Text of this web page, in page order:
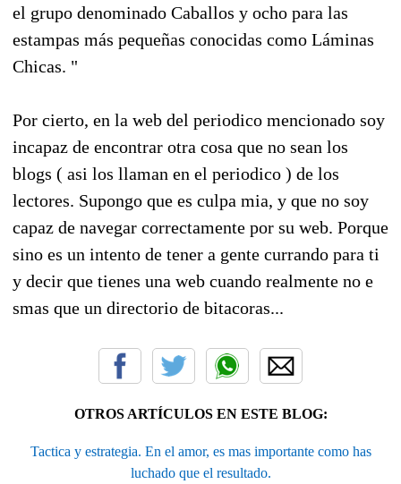
el grupo denominado Caballos y ocho para las
estampas más pequeñas conocidas como Láminas
Chicas. "
Por cierto, en la web del periodico mencionado soy
incapaz de encontrar otra cosa que no sean los
blogs ( asi los llaman en el periodico ) de los
lectores. Supongo que es culpa mia, y que no soy
capaz de navegar correctamente por su web. Porque
sino es un intento de tener a gente currando para ti
y decir que tienes una web cuando realmente no e
smas que un directorio de bitacoras...
OTROS ARTÍCULOS EN ESTE BLOG:
Tactica y estrategia. En el amor, es mas importante como has
luchado que el resultado.